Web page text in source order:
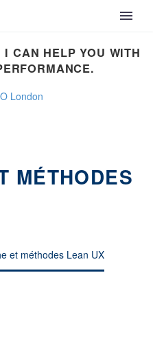
CAN HELP YOU WITH
MÉTHODES
et méthodes Lean UX